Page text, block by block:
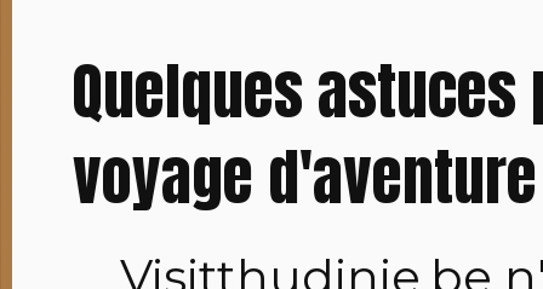
Quelques
voyage d'aventure
Visitthudinie.be